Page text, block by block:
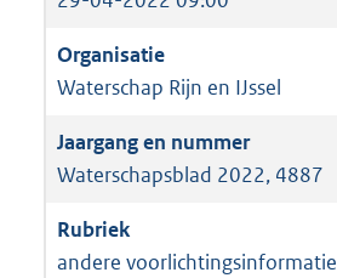
Waterschap Rijn en IJssel
Waterschapsblad 2022, 4887
andere voorlichtingsinformatie